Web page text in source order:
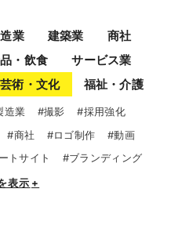
業 建築業
商社
・飲食
サービス業
芸術・文化 福祉・介護
造業 #撮影
#採用強化
#商社 #ロゴ制作
#動画
トサイト #ブランディング
表示 +